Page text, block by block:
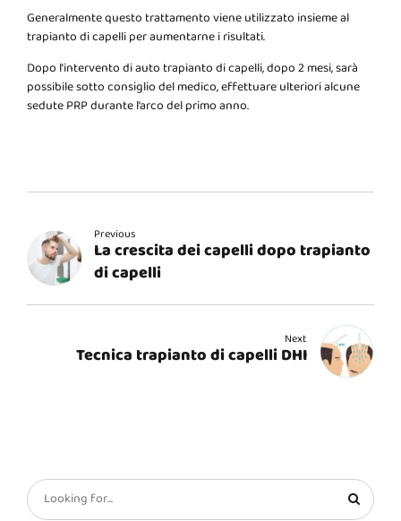
Generalmente questo trattamento viene utilizzato insieme al
trapianto di capelli per aumentarne i risultati.
Dopo l’intervento di auto trapianto di capelli, dopo 2 mesi, sarà
possibile sotto consiglio del medico, effettuare ulteriori alcune
sedute PRP durante l’arco del primo anno.
Previous
La crescita dei capelli dopo trapianto
di capelli
Next
Tecnica trapianto di capelli DHI